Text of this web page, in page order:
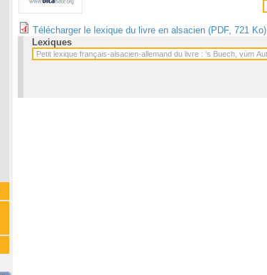
Télécharger le lexique du livre en alsacien (PDF, 721 Ko)
Lexiques